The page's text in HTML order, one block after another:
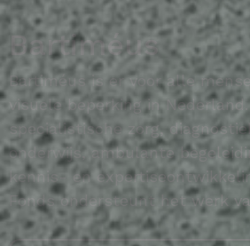
Bartiméus
Bartiméus is er voor alle
visuele beperking in
specialistische zorg,
onderwijs, ambulante
kennis- en
Fonds ondersteunt het werk